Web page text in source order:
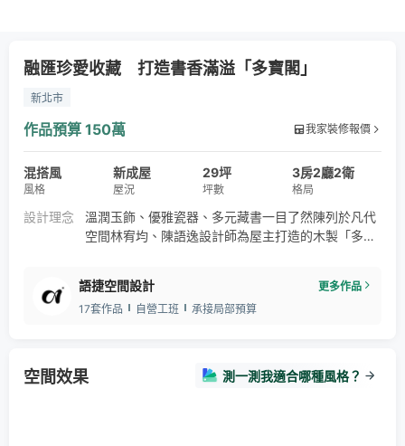
融匯珍愛收藏 打造書香滿溢「多寶閣」
新北市
作品預算 150萬 我家裝修報價
混搭風
風格
新成屋
屋況
29坪
坪數
3房2廳2衛
格局
設計理念
溫潤玉飾、優雅瓷器、多元藏書一目了然陳列於凡代
空間林宥均、陳語逸設計師為屋主打造的木製「多寶
富藏品無違和地融入空間中，並給予兩個學齡期孩子
優質的生活環境，設計師自玄關即植入大容量木質鞋
理的門片藏匿電視，降低孩子觀看
語捷空間設計
更多作品
17套作品
自營工班 承接局部預算
空間效果 測一測我適合哪種風格？